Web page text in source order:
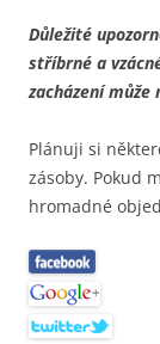
Důležité
stříbrné a
zacházení
Plánuji si
zásoby. Pokud
hromadné